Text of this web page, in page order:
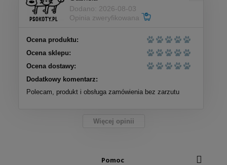
Dodano: 2026-08-03
Opinia zweryfikowana
Ocena produktu:
Ocena sklepu:
Ocena dostawy:
Dodatkowy komentarz:
Polecam, produkt i obsługa zamówienia bez zarzutu
Więcej opinii
Pomoc